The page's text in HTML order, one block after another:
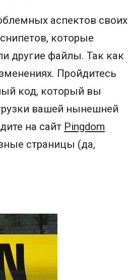
аспектов своих
которые
другие файлы. Так как
Пройдитесь
код, который вы
вашей нынешней
на сайт Pingdom
страницы (да,